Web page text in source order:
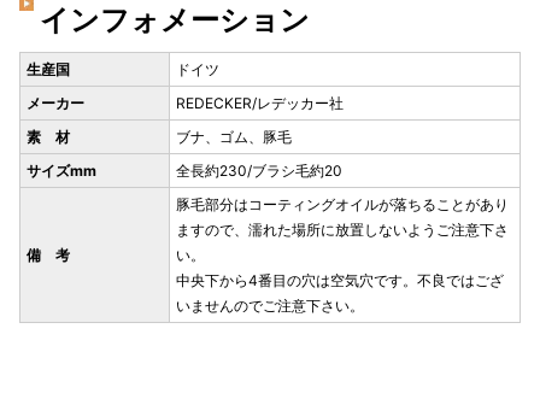
インフォメーション
生産国
ドイツ
メーカー
REDECKER/レデッカー社
素 材
ブナ、ゴム、豚毛
サイズmm
全長約230/ブラシ毛約20
備 考
豚毛部分はコーティングオイルが落ちることがあり
ますので、濡れた場所に放置しないようご注意下さ
い。
中央下から4番目の穴は空気穴です。不良ではござ
いませんのでご注意下さい。